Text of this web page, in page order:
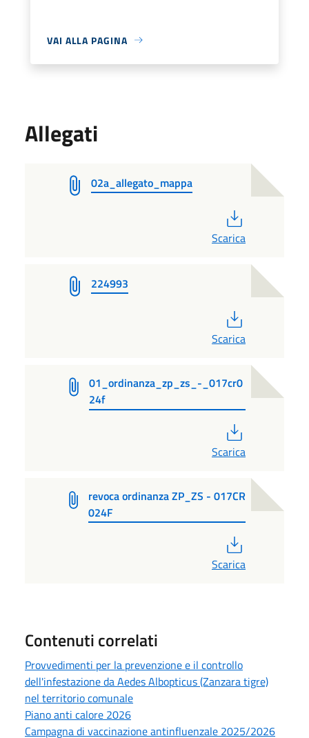
VAI ALLA PAGINA
Allegati
02a_allegato_mappa
Scarica
224993
Scarica
01_ordinanza_zp_zs_-_017cr0
24f
Scarica
revoca ordinanza ZP_ZS - 017CR
024F
Scarica
Contenuti correlati
Provvedimenti per la prevenzione e il controllo
dell'infestazione da Aedes Albopticus (Zanzara tigre)
nel territorio comunale
Piano anti calore 2026
Campagna di vaccinazione antinfluenzale 2025/2026